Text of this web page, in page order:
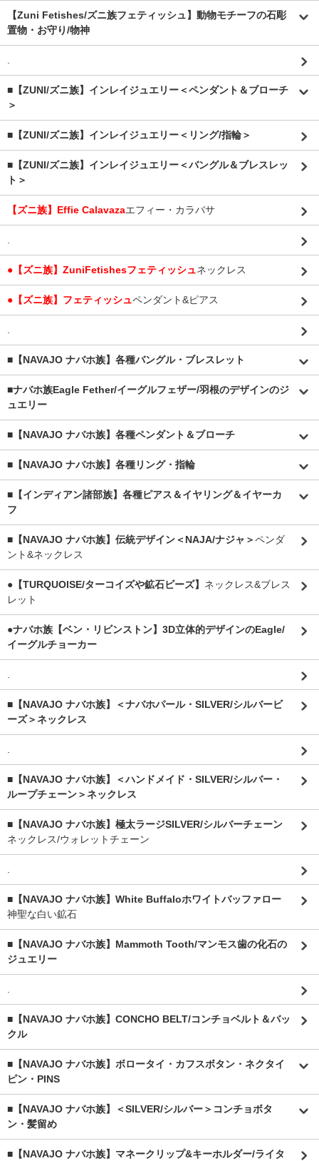
【Zuni Fetishes/ズニ族フェティッシュ】動物モチーフの石彫
置物・お守り/物神
.
■【ZUNI/ズニ族】インレイジュエリー＜ペンダント＆ブローチ
＞
■【ZUNI/ズニ族】インレイジュエリー＜リング/指輪＞
■【ZUNI/ズニ族】インレイジュエリー＜バングル＆ブレスレッ
ト＞
【ズニ族】Effie Calavazaエフィー・カラバサ
.
●【ズニ族】ZuniFetishesフェティッシュネックレス
●【ズニ族】フェティッシュペンダント&ピアス
.
■【NAVAJO ナバホ族】各種バングル・ブレスレット
■ナバホ族Eagle Fether/イーグルフェザー/羽根のデザインのジ
ュエリー
■【NAVAJO ナバホ族】各種ペンダント＆ブローチ
■【NAVAJO ナバホ族】各種リング・指輪
■【インディアン諸部族】各種ピアス＆イヤリング＆イヤーカ
フ
■【NAVAJO ナバホ族】伝統デザイン＜NAJA/ナジャ＞ペンダ
ント&ネックレス
●【TURQUOISE/ターコイズや鉱石ビーズ】 ネックレス&ブレス
レット
●ナバホ族【ベン・リビンストン】3D立体的デザインのEagle/
イーグルチョーカー
.
■【NAVAJO ナバホ族】＜ナバホパール・SILVER/シルバービ
ーズ＞ネックレス
.
■【NAVAJO ナバホ族】＜ハンドメイド・SILVER/シルバー・
ループチェーン＞ネックレス
■【NAVAJO ナバホ族】極太ラージSILVER/シルバーチェーン
ネックレス/ウォレットチェーン
.
■【NAVAJO ナバホ族】White Buffaloホワイトバッファロー
神聖な白い鉱石
■【NAVAJO ナバホ族】Mammoth Tooth/マンモス歯の化石の
ジュエリー
.
■【NAVAJO ナバホ族】CONCHO BELT/コンチョベルト＆バッ
クル
■【NAVAJO ナバホ族】ボロータイ・カフスボタン・ネクタイ
ピン・PINS
■【NAVAJO ナバホ族】＜SILVER/シルバー＞コンチョボタ
ン・髪留め
■【NAVAJO ナバホ族】マネークリップ&キーホルダー/ライタ